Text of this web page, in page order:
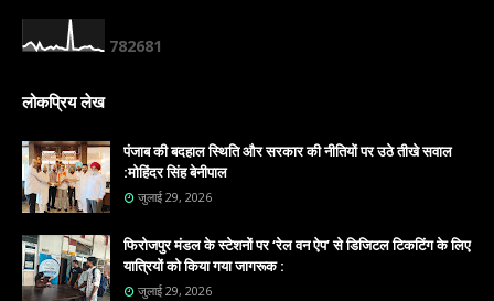
782681
लोकप्रिय लेख
पंजाब की बदहाल स्थिति और सरकार की नीतियों पर उठे तीखे सवाल
:मोहिंदर सिंह बेनीपाल
जुलाई 29, 2026
फिरोजपुर मंडल के स्टेशनों पर ‘रेल वन ऐप’ से डिजिटल टिकटिंग के लिए
यात्रियों को किया गया जागरूक :
जुलाई 29, 2026